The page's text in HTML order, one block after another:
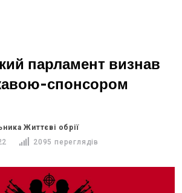
парламент визнав
спонсором
Життєві обрії
2095 переглядів